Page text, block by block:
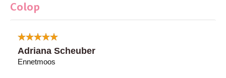
Colop
Adriana Scheuber
Ennetmoos